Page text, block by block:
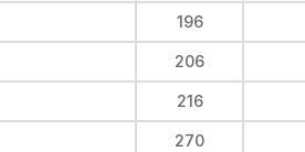
196
206
216
270